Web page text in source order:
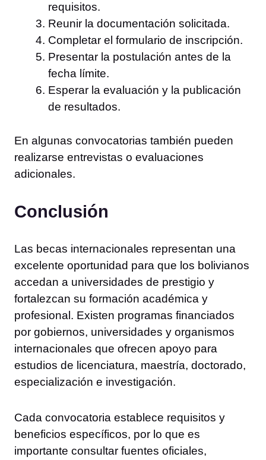
requisitos.
Reunir la documentación solicitada.
Completar el formulario de inscripción.
Presentar la postulación antes de la
fecha límite.
Esperar la evaluación y la publicación
de resultados.
En algunas convocatorias también pueden
realizarse entrevistas o evaluaciones
adicionales.
Conclusión
Las becas internacionales representan una
excelente oportunidad para que los bolivianos
accedan a universidades de prestigio y
fortalezcan su formación académica y
profesional. Existen programas financiados
por gobiernos, universidades y organismos
internacionales que ofrecen apoyo para
estudios de licenciatura, maestría, doctorado,
especialización e investigación.
Cada convocatoria establece requisitos y
beneficios específicos, por lo que es
importante consultar fuentes oficiales,